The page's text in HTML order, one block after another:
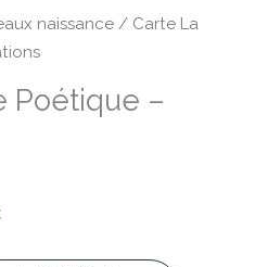
naissance / Carte La
Poétique –